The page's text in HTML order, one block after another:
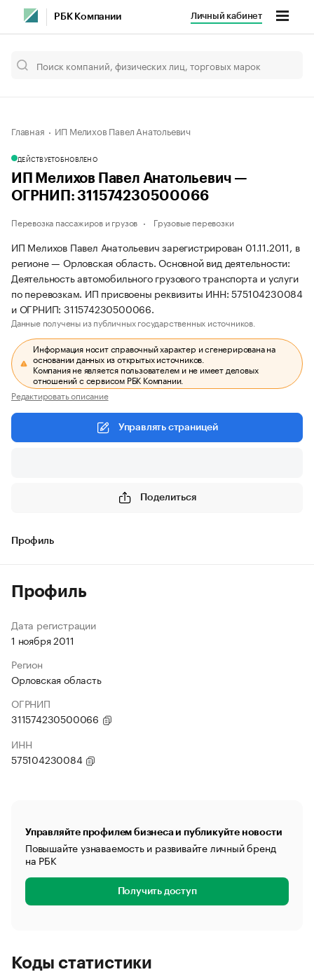
РБК Компании Личный кабинет
Главная ИП Мелихов Павел Анатольевич
ДЕЙСТВУЕТОБНОВЛЕНО
ИП Мелихов Павел Анатольевич —
ОГРНИП: 311574230500066
Перевозка пассажиров и грузов Грузовые перевозки
ИП Мелихов Павел Анатольевич зарегистрирован 01.11.2011, в
регионе — Орловская область. Основной вид деятельности:
Деятельность автомобильного грузового транспорта и услуги
по перевозкам. ИП присвоены реквизиты ИНН: 575104230084
и ОГРНИП: 311574230500066.
Данные получены из публичных государственных источников.
Информация носит справочный характер и сгенерирована на
основании данных из открытых источников.
Компания не является пользователем и не имеет деловых
отношений с сервисом РБК Компании.
Редактировать описание
Управлять страницей
Поделиться
Профиль
Профиль
Дата регистрации
1 ноября 2011
Регион
Орловская область
ОГРНИП
311574230500066
ИНН
575104230084
Управляйте профилем бизнеса и публикуйте новости
Повышайте узнаваемость и развивайте личный бренд
на РБК
Получить доступ
Коды статистики